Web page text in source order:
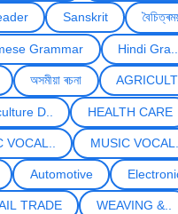
Sanskrit
Grammar Hindi Gra..
অসমীয়া ৰচনা
D.. HEALTH CARE
VOCAL.. MUSIC VOCAL..
Automotive
TRADE WEAVING &..